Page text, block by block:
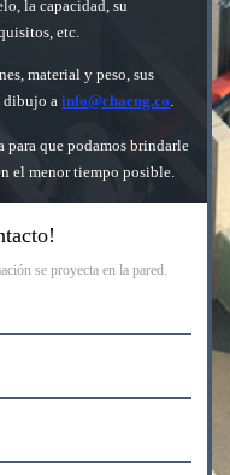
la capacidad, su
etc.
material y peso, sus
dibujo ainfo@chaeng.co.
para que podamos brindarle
el menor tiempo posible.
se proyecta en la pared.